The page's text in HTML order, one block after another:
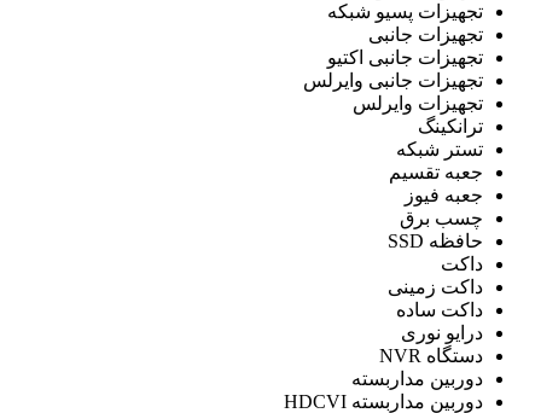
تجهیزات پسیو شبکه
تجهیزات جانبی
تجهیزات جانبی اکتیو
تجهیزات جانبی وایرلس
تجهیزات وایرلس
ترانکینگ
تستر شبكه
جعبه تقسیم
جعبه فیوز
چسب برق
حافظه SSD
داکت
داکت زمینی
داکت ساده
درایو نوری
دستگاه NVR
دوربین مداربسته
دوربین مداربسته HDCVI